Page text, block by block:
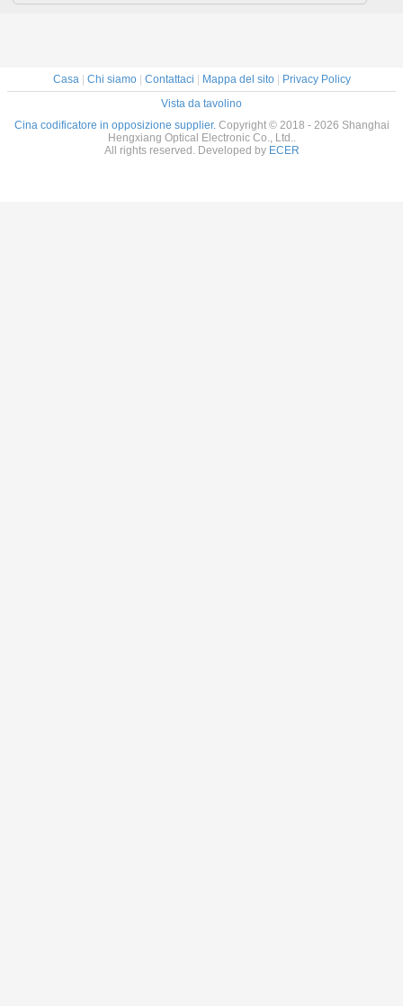
Casa| Chi siamo| Contattaci Mappa del sito|
Privacy Policy
Vista da tavolino
Cina codificatore in opposizione supplier. Copyright © 2018 - 2026 Shanghai
Hengxiang Optical Electronic Co., Ltd..
All rights reserved. Developed by ECER